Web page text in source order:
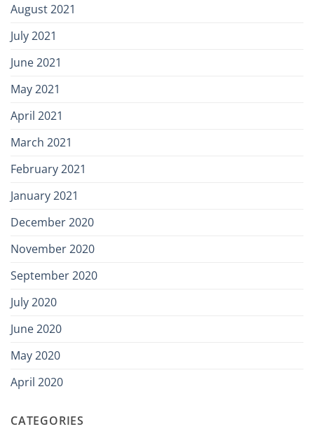
August 2021
July 2021
June 2021
May 2021
April 2021
March 2021
February 2021
January 2021
December 2020
November 2020
September 2020
July 2020
June 2020
May 2020
April 2020
CATEGORIES